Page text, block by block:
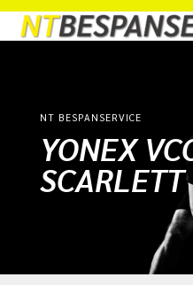
NT BESPANSERVICE
YONEX
SCARLETT